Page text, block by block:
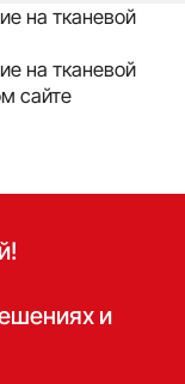
на тканевой
на тканевой
сайте
и